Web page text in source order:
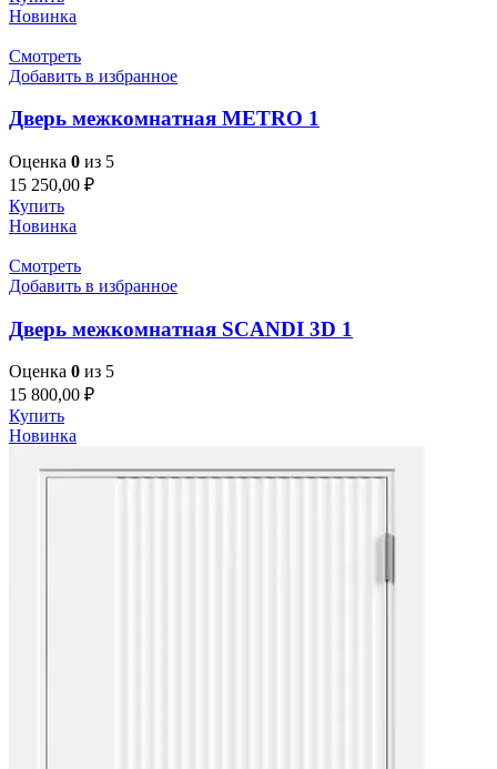
Новинка
Смотреть
Добавить в избранное
Дверь межкомнатная METRO 1
Оценка 0 из 5
15 250,00 ₽
Купить
Новинка
Смотреть
Добавить в избранное
Дверь межкомнатная SCANDI 3D 1
Оценка 0 из 5
15 800,00 ₽
Купить
Новинка